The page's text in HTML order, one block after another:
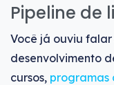
Pipeline de
Você já ouviu
desenvolvimento
cursos,